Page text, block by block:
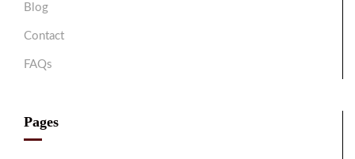
Blog
Contact
FAQs
Pages